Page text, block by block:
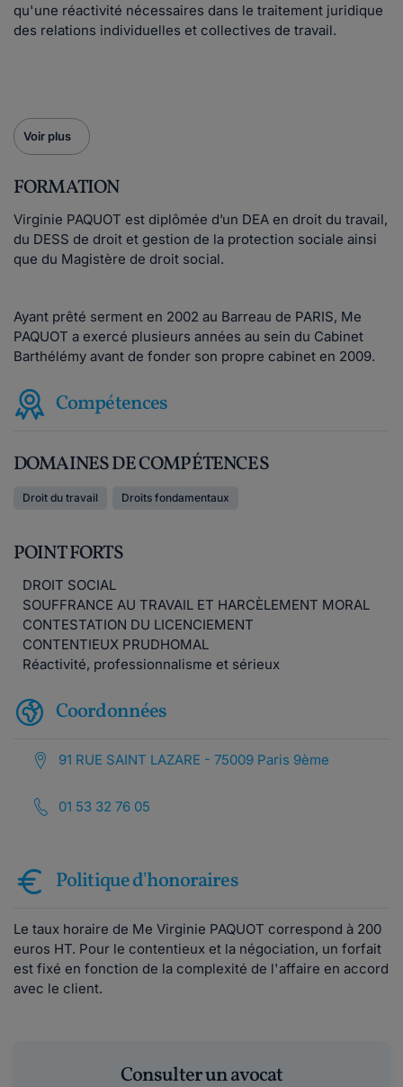
qu'une réactivité nécessaires dans le traitement juridique
des relations individuelles et collectives de travail.
Voir plus
FORMATION
Virginie PAQUOT est diplômée d’un DEA en droit du travail,
du DESS de droit et gestion de la protection sociale ainsi
que du Magistère de droit social.
Ayant prêté serment en 2002 au Barreau de PARIS, Me
PAQUOT a exercé plusieurs années au sein du Cabinet
Barthélémy avant de fonder son propre cabinet en 2009.
Compétences
DOMAINES DE COMPÉTENCES
Droit du travail Droits fondamentaux
POINT FORTS
DROIT SOCIAL
SOUFFRANCE AU TRAVAIL ET HARCÈLEMENT MORAL
CONTESTATION DU LICENCIEMENT
CONTENTIEUX PRUDHOMAL
Réactivité, professionnalisme et sérieux
Coordonnées
91 RUE SAINT LAZARE - 75009 Paris 9ème
01 53 32 76 05
Politique d'honoraires
Le taux horaire de Me Virginie PAQUOT correspond à 200
euros HT. Pour le contentieux et la négociation, un forfait
est fixé en fonction de la complexité de l'affaire en accord
avec le client.
Consulter un avocat